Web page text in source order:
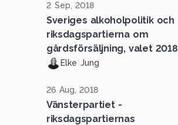
2 Sep, 2018
Sveriges alkoholpolitik och
riksdagspartierna om
gårdsförsäljning, valet 2018
Elke Jung
26 Aug, 2018
Vänsterpartiet -
riksdagspartiernas